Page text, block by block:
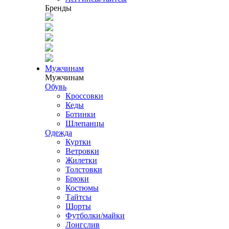
Бренды
Мужчинам
Мужчинам
Обувь
Кроссовки
Кеды
Ботинки
Шлепанцы
Одежда
Куртки
Ветровки
Жилетки
Толстовки
Брюки
Костюмы
Тайтсы
Шорты
Футболки/майки
Лонгслив